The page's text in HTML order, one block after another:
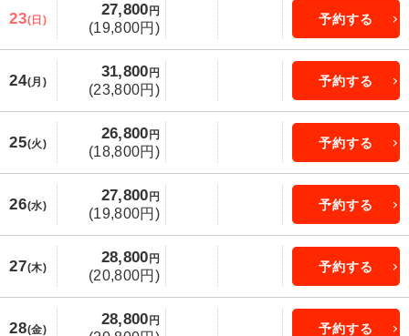
23(日)
27,800 円
(19,800円)
予約する
24(月)
31,800 円
(23,800円)
予約する
25(火)
26,800 円
(18,800円)
予約する
26(水)
27,800 円
(19,800円)
予約する
27(木)
28,800 円
(20,800円)
予約する
28(金)
28,800 円
予約する